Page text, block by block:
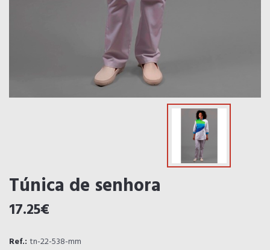
Túnica de senhora
17.25€
Ref.: tn-22-538-mm